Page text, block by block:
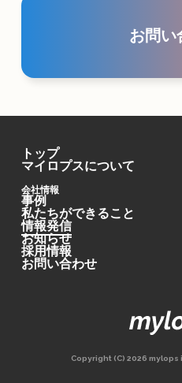
お問い
トップ
マイロプスについて
会社情報
事例
私たちができること
情報発信
お知らせ
採用情報
お問い合わせ
Copyright (C) 2026 mylops